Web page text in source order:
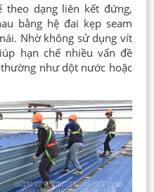
theo dạng liên kết đứng,
bằng hệ đai kẹp seam
Nhờ không sử dụng vít
hạn chế nhiều vấn đề
như dột nước hoặc